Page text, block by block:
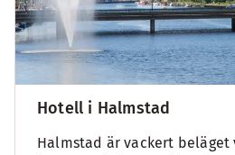
Hotell i Halmstad
Halmstad är vackert beläget